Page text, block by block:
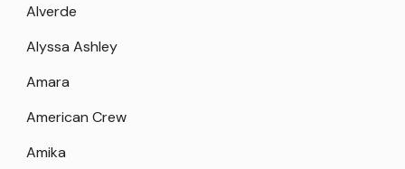
Alverde
Alyssa Ashley
Amara
American Crew
Amika